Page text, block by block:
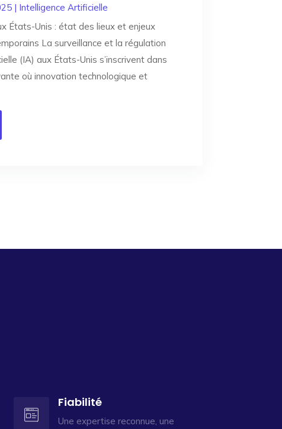
| Intelligence Artificielle
États-Unis : état des lieux et enjeux
La surveillance et la régulation
(IA) aux États-Unis s’inscrivent dans
où innovation technologique et
Fiabilité
Une expertise reconnue, une